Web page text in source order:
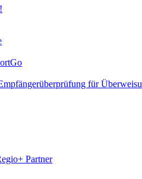
für
Partner